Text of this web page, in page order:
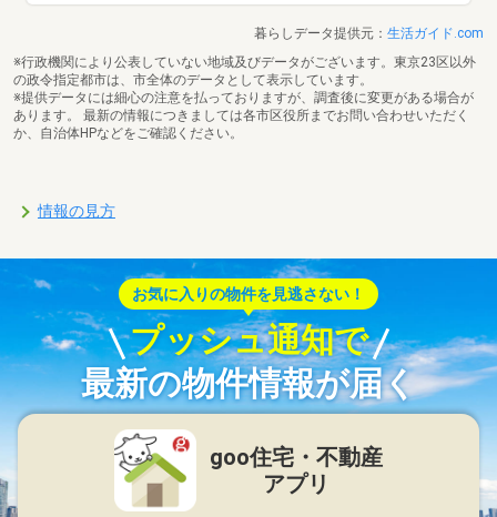
暮らしデータ提供元： 生活ガイド.com
※行政機関により公表していない地域及びデータがございます。東京23区以外
の政令指定都市は、市全体のデータとして表示しています。
※提供データには細心の注意を払っておりますが、調査後に変更がある場合が
あります。 最新の情報につきましては各市区役所までお問い合わせいただく
か、自治体HPなどをご確認ください。
情報の見方
お気に入りの物件を見逃さない！
プッシュ通知で
最新の物件情報が届く
goo住宅・不動産
アプリ